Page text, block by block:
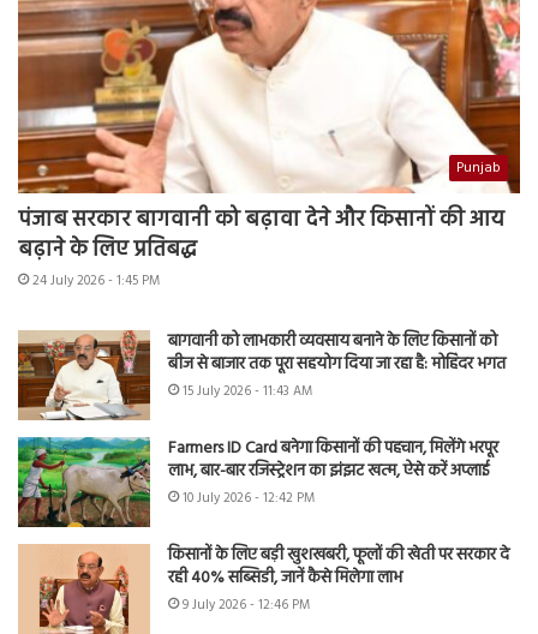
Punjab
पंजाब सरकार बागवानी को बढ़ावा देने और किसानों की आय
बढ़ाने के लिए प्रतिबद्ध
24 July 2026 - 1:45 PM
बागवानी को लाभकारी व्यवसाय बनाने के लिए किसानों को
बीज से बाजार तक पूरा सहयोग दिया जा रहा है: मोहिंदर भगत
15 July 2026 - 11:43 AM
Farmers ID Card बनेगा किसानों की पहचान, मिलेंगे भरपूर
लाभ, बार-बार रजिस्ट्रेशन का झंझट खत्म, ऐसे करें अप्लाई
10 July 2026 - 12:42 PM
किसानों के लिए बड़ी खुशखबरी, फूलों की खेती पर सरकार दे
रही 40% सब्सिडी, जानें कैसे मिलेगा लाभ
9 July 2026 - 12:46 PM